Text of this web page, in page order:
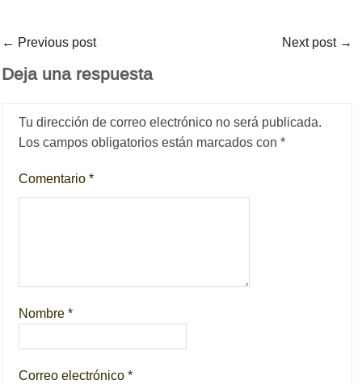
← Previous post Next post →
Deja una respuesta
Tu dirección de correo electrónico no será publicada.
Los campos obligatorios están marcados con*
Comentario*
Nombre*
Correo electrónico*